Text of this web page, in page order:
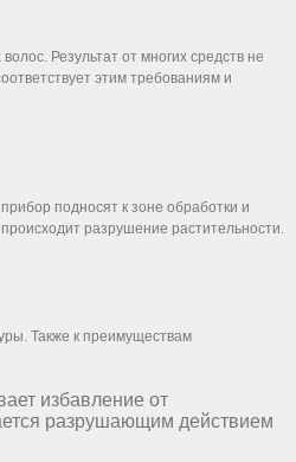
Результат от многих средств не
этим требованиям и
подносят к зоне обработки и
разрушение растительности.
Также к преимуществам
избавление от
разрушающим действием